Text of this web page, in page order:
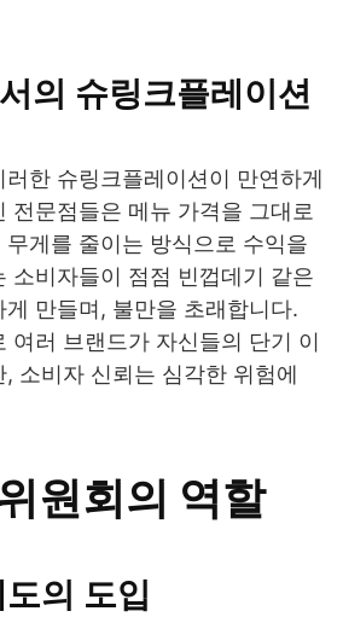
의 슈링크플레이션
한 슈링크플레이션이 만연하게
전문점들은 메뉴 가격을 그대로
게를 줄이는 방식으로 수익을
소비자들이 점점 빈껍데기 같은
만들며, 불만을 초래합니다.
여러 브랜드가 자신들의 단기 이
소비자 신뢰는 심각한 위험에
원회의 역할
의 도입